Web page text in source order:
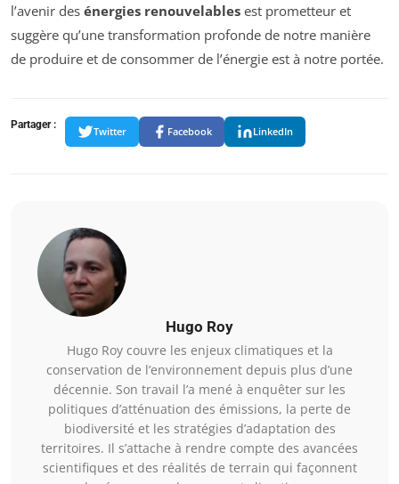
l’avenir des énergies renouvelables est prometteur et
suggère qu’une transformation profonde de notre manière
de produire et de consommer de l’énergie est à notre portée.
Partager :
Twitter Facebook LinkedIn
Hugo Roy
Hugo Roy couvre les enjeux climatiques et la
conservation de l’environnement depuis plus d’une
décennie. Son travail l’a mené à enquêter sur les
politiques d’atténuation des émissions, la perte de
biodiversité et les stratégies d’adaptation des
territoires. Il s’attache à rendre compte des avancées
scientifiques et des réalités de terrain qui façonnent